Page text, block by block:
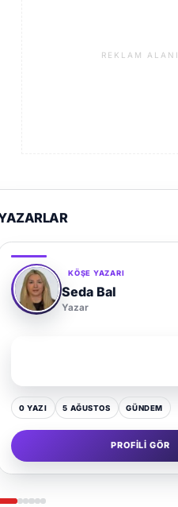
REKLAM ALANI
KÖŞE YAZARI
Seda Bal
Yazar
0 YAZI 5 AĞUSTOS GÜNDEM
PROFILI GÖR